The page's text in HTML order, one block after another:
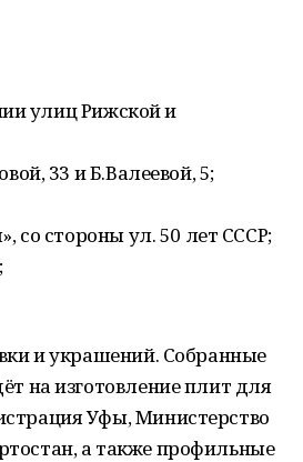
улиц Рижской и
33 и Б.Валеевой, 5;
со стороны ул. 50 лет СССР;
и украшений. Собранные
на изготовление плит для
Уфы, Министерство
а также профильные